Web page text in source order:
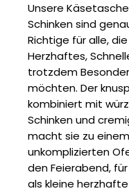
Unsere
Schinken sind
Richtige für alle,
Herzhaftes,
trotzdem
möchten. Der
kombiniert mit
Schinken und
macht sie zu einem
unkomplizierten
den Feierabend,
als kleine